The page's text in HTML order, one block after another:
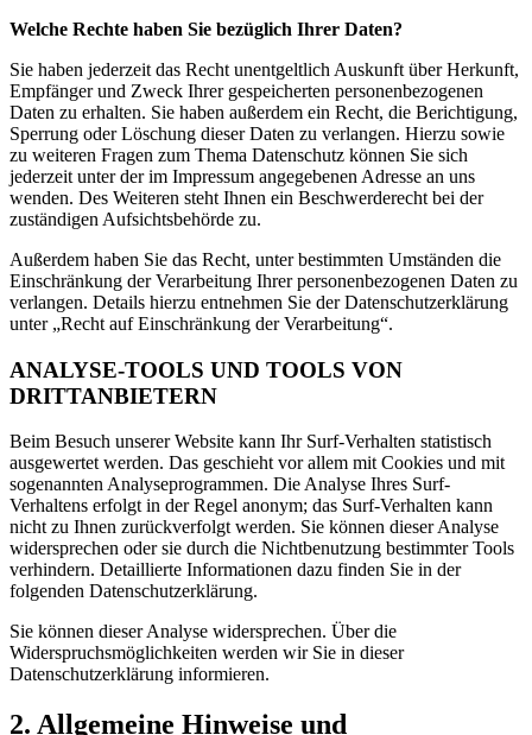
Welche Rechte haben Sie bezüglich Ihrer Daten?
Sie haben jederzeit das Recht unentgeltlich Auskunft über Herkunft,
Empfänger und Zweck Ihrer gespeicherten personenbezogenen
Daten zu erhalten. Sie haben außerdem ein Recht, die Berichtigung,
Sperrung oder Löschung dieser Daten zu verlangen. Hierzu sowie
zu weiteren Fragen zum Thema Datenschutz können Sie sich
jederzeit unter der im Impressum angegebenen Adresse an uns
wenden. Des Weiteren steht Ihnen ein Beschwerderecht bei der
zuständigen Aufsichtsbehörde zu.
Außerdem haben Sie das Recht, unter bestimmten Umständen die
Einschränkung der Verarbeitung Ihrer personenbezogenen Daten zu
verlangen. Details hierzu entnehmen Sie der Datenschutzerklärung
unter „Recht auf Einschränkung der Verarbeitung“.
ANALYSE-TOOLS UND TOOLS VON
DRITTANBIETERN
Beim Besuch unserer Website kann Ihr Surf-Verhalten statistisch
ausgewertet werden. Das geschieht vor allem mit Cookies und mit
sogenannten Analyseprogrammen. Die Analyse Ihres Surf-
Verhaltens erfolgt in der Regel anonym; das Surf-Verhalten kann
nicht zu Ihnen zurückverfolgt werden. Sie können dieser Analyse
widersprechen oder sie durch die Nichtbenutzung bestimmter Tools
verhindern. Detaillierte Informationen dazu finden Sie in der
folgenden Datenschutzerklärung.
Sie können dieser Analyse widersprechen. Über die
Widerspruchsmöglichkeiten werden wir Sie in dieser
Datenschutzerklärung informieren.
2. Allgemeine Hinweise und